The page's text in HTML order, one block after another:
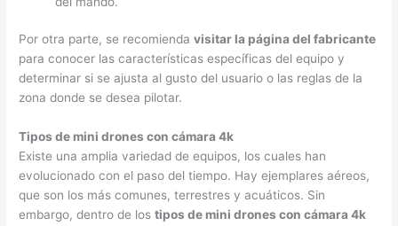
Por otra parte, se recomiendavisitar la página del fabricante
para conocer las características específicas del equipo y
determinar si se ajusta al gusto del usuario o las reglas de la
zona donde se desea pilotar.
Tipos de mini drones con cámara 4k
Existe una amplia variedad de equipos, los cuales han
evolucionado con el paso del tiempo. Hay ejemplares aéreos,
que son los más comunes, terrestres y acuáticos. Sin
embargo, dentro de lostipos de mini drones con cámara 4k